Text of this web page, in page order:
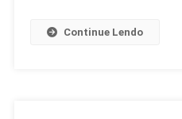
2026
Continue Lendo